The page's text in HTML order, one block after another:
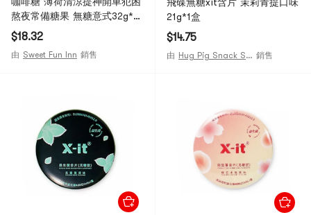
熬夜常備糖果 無糖意式32g*1
盒+無糖冰美式32g*1盒
$18.32
由 Sweet Fun Inn 銷售
21g*1盒
$14.75
由 Hug Pig Snack Shop 銷售